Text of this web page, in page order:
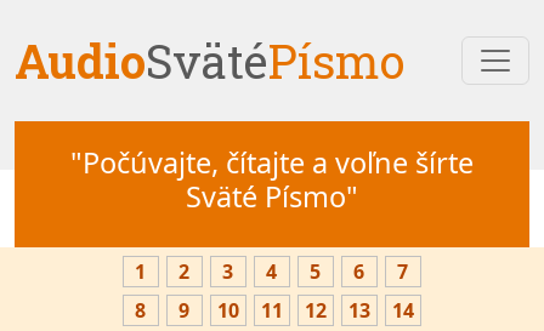
AudioSvätéPísmo
"Počúvajte, čítajte a voľne šírte
Sväté Písmo"
1 2 3 4 5 6
7
8
9 10 11 12 13
14